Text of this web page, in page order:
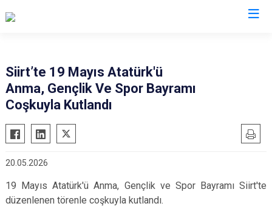
Siirt’te 19 Mayıs Atatürk'ü
Anma, Gençlik Ve Spor Bayramı
Coşkuyla Kutlandı
20.05.2026
19 Mayıs Atatürk'ü Anma, Gençlik ve Spor Bayramı Siirt'te
düzenlenen törenle coşkuyla kutlandı.